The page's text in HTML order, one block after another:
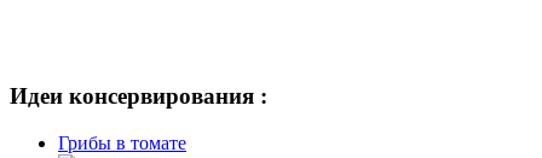
Идеи консервирования :
Грибы в томате